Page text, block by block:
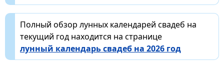
Полный обзор лунных календарей свадеб на
текущий год находится на странице
лунный календарь свадеб на 2026 год